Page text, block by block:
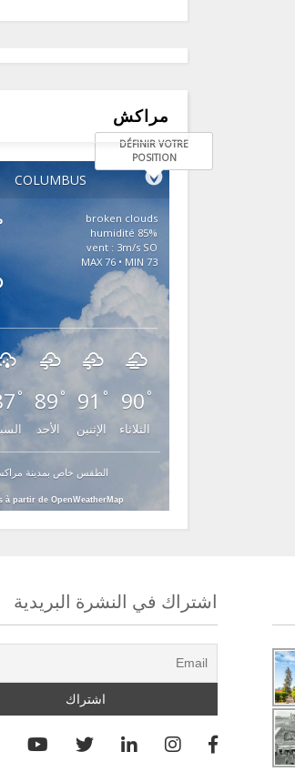
مراكش
COLUMBUS
DÉFINIR VOTRE
POSITION
broken clouds
85% humidité
vent : 3m/s SO
MAX 76 • MIN 73
° 89 °
الأحد
91 °
الإثنين
90 °
الثلاثاء
الطقس خاص بمدينة
à partir de OpenWeatherMap
اشتراك في النشرة البريدية